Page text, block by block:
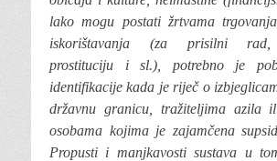
lako mogu postati žrtvama
iskorištavanja (za prisilni rad,
prostituciju i sl.), potrebno je
identifikacije kada je riječ o
državnu granicu, tražiteljima azila
osobama kojima je zajamčena
Propusti i manjkavosti sustava u